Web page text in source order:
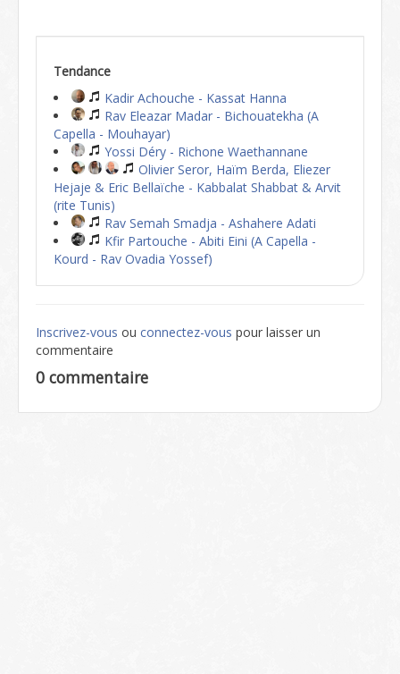
Tendance
Kadir Achouche - Kassat Hanna
Rav Eleazar Madar - Bichouatekha (A
Capella - Mouhayar)
Yossi Déry - Richone Waethannane
Olivier Seror, Haïm Berda, Eliezer
Hejaje & Eric Bellaïche - Kabbalat Shabbat & Arvit
(rite Tunis)
Rav Semah Smadja - Ashahere Adati
Kfir Partouche - Abiti Eini (A Capella -
Kourd - Rav Ovadia Yossef)
Inscrivez-vous ou connectez-vous pour laisser un
commentaire
0 commentaire